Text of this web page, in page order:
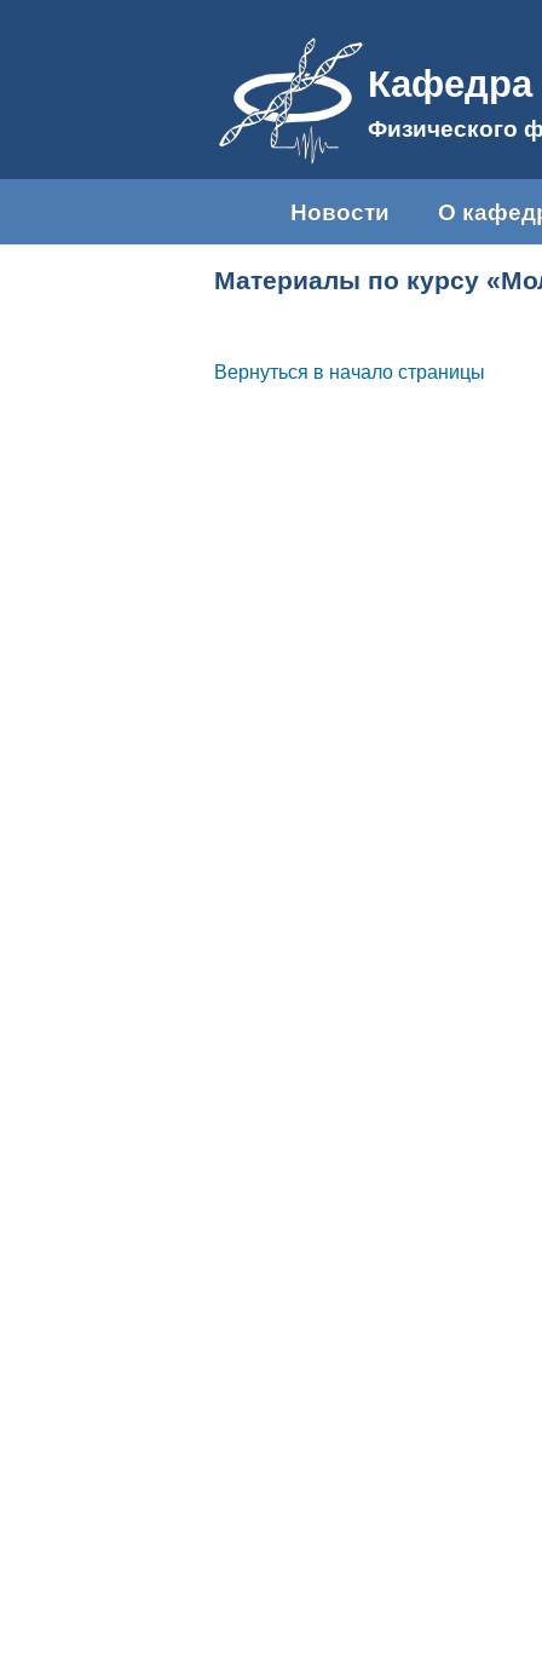
Кафедра
Физического
Новости О
Материалы по курсу
Вернуться в начало страницы